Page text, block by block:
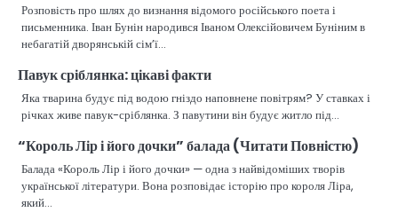
Розповість про шлях до визнання відомого російського поета і
письменника. Іван Бунін народився Іваном Олексійовичем Буніним в
небагатій дворянській сім’ї…
Павук сріблянка: цікаві факти
Яка тварина будує під водою гніздо наповнене повітрям? У ставках і
річках живе павук-сріблянка. З павутини він будує житло під…
“Король Лір і його дочки” балада (Читати Повністю)
Балада «Король Лір і його дочки» — одна з найвідоміших творів
української літератури. Вона розповідає історію про короля Ліра,
який…